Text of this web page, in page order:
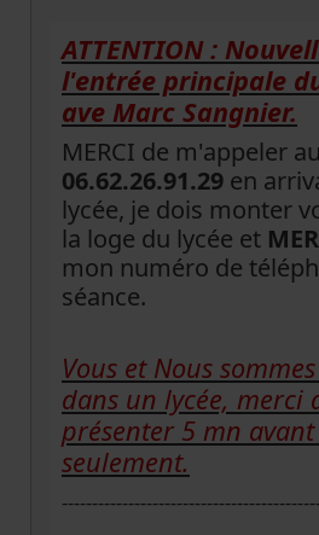
ATTENTION :
l'entrée principale
ave Marc Sangnier.
MERCI de m'appeler au
06.62.26.91.29 en
lycée, je dois monter
la loge du lycée et
mon numéro de
séance.
Vous et Nous
dans un lycée, merci
présenter 5 mn
seulement.